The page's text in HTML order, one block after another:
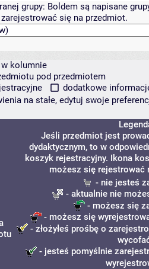
grupy: Boldem są napisane
się na przedmiot.
kolumnie
pod przedmiotem
dodatkowe
na stałe, edytuj swoje
Jeśli przedmiot jest
dydaktycznym, to w
koszyk rejestracyjny. Ikona
możesz się rejestrować
- nie jesteś
- aktualnie nie
- możesz się
- możesz się
- złożyłeś prośbę o
- jesteś pomyślnie